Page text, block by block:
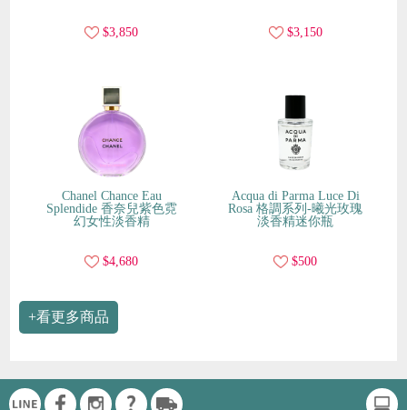
$3,850 $3,150
Chanel Chance Eau
Splendide 香奈兒紫色霓
幻女性淡香精
$4,680
Acqua di Parma Luce Di
Rosa 格調系列-曦光玫瑰
淡香精迷你瓶
$500
+看更多商品